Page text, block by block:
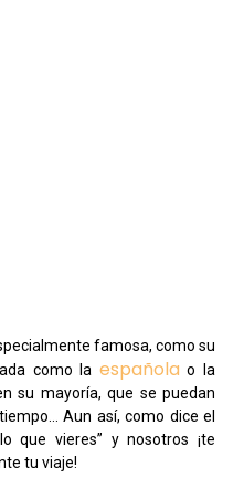
famosa, como su
como la española o la
su mayoría, que se puedan
Aun así, como dice el
que vieres” y nosotros ¡te
tu viaje!